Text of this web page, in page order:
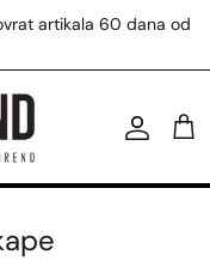
artikala 60 dana od